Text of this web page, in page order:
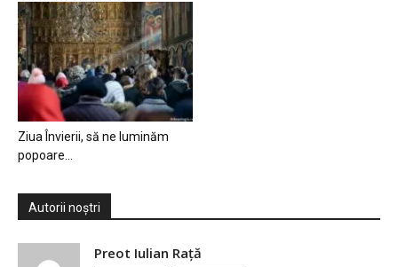
Ziua Învierii, să ne luminăm
popoare…
Autorii noștri
Preot Iulian Raţă